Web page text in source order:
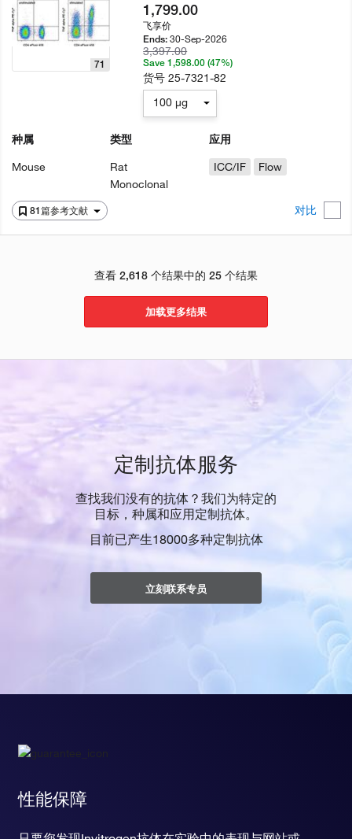
81篇参考文献 对比
71
种属
Mouse
类型
Rat
Monoclonal
应用
ICC/IF
Flow
1,799.00
飞享价
Ends:30-Sep-2026
3,397.00
Save 1,598.00 (47%)
货号25-7321-82
100 µg
查看 2,618 个结果中的 25 个结果
加载更多结果
定制抗体服务
查找我们没有的抗体？我们为特定的
目标，种属和应用定制抗体。
目前已产生18000多种定制抗体
立刻联系专员
性能保障